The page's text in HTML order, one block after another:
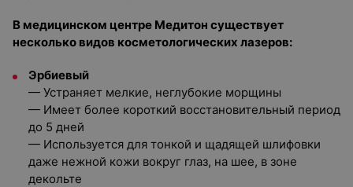
В медицинском центре Медитон существует
несколько видов косметологических лазеров:
Эрбиевый
— Устраняет мелкие, неглубокие морщины
— Имеет более короткий восстановительный период
до 5 дней
— Используется для тонкой и щадящей шлифовки
даже нежной кожи вокруг глаз, на шее, в зоне
декольте